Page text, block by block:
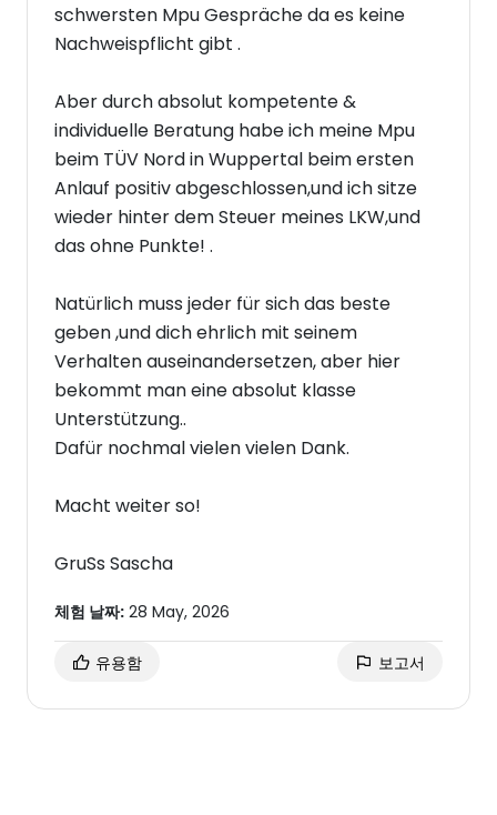
schwersten Mpu Gespräche da es keine
Nachweispflicht gibt .
Aber durch absolut kompetente &
individuelle Beratung habe ich meine Mpu
beim TÜV Nord in Wuppertal beim ersten
Anlauf positiv abgeschlossen,und ich sitze
wieder hinter dem Steuer meines LKW,und
das ohne Punkte! .
Natürlich muss jeder für sich das beste
geben ,und dich ehrlich mit seinem
Verhalten auseinandersetzen, aber hier
bekommt man eine absolut klasse
Unterstützung..
Dafür nochmal vielen vielen Dank.
Macht weiter so!
GruSs Sascha
체험 날짜: 28 May, 2026
유용함 보고서